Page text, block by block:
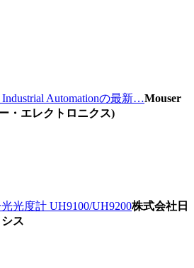
Automationの最新…Mouser
・エレクトロニクス)
光度計 UH9100/UH9200株式会社日
ス